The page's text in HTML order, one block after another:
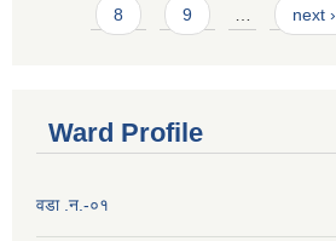
8 9 next ›
Ward Profile
वडा .न.-०१